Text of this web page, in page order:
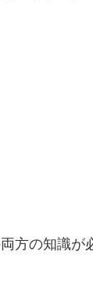
方の知識が